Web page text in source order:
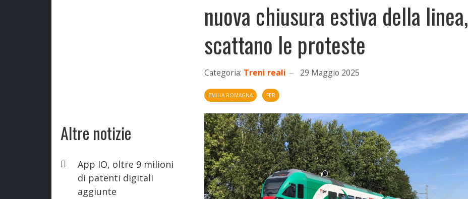
Altre notizie
App IO, oltre 9 milioni
di patenti digitali
aggiunte
nuova chiusura estiva della linea,
scattano le proteste
Categoria: Treni reali 29 Maggio 2025
EMILIA ROMAGNA FER